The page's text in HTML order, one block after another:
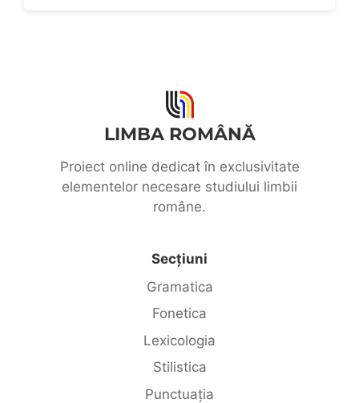
LIMBA ROMÂNĂ
Proiect online dedicat în exclusivitate
elementelor necesare studiului limbii
române.
Secțiuni
Gramatica
Fonetica
Lexicologia
Stilistica
Punctuația